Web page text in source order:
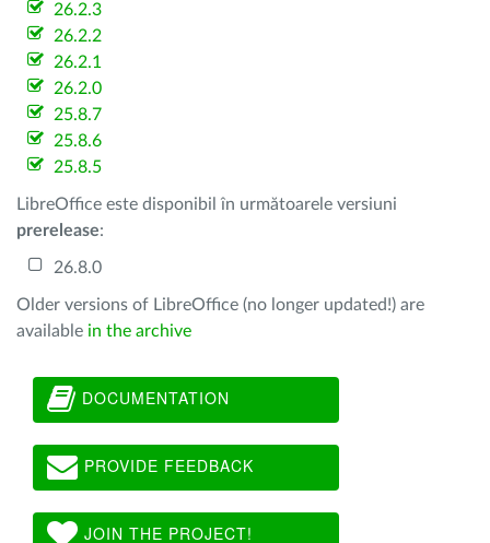
26.2.3
26.2.2
26.2.1
26.2.0
25.8.7
25.8.6
25.8.5
LibreOffice este disponibil în următoarele versiuni
prerelease:
26.8.0
Older versions of LibreOffice (no longer updated!) are
available in the archive
DOCUMENTATION
PROVIDE FEEDBACK
JOIN THE PROJECT!